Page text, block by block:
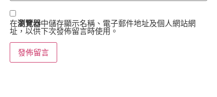
在瀏覽器中儲存顯示名稱、電子郵件地址及個人網站網
址，以供下次發佈留言時使用。